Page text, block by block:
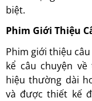
biệt.
Phim Giới Thiệu
Phim giới thiệu
kể câu chuyện
hiệu thường dài
và được thiết kế